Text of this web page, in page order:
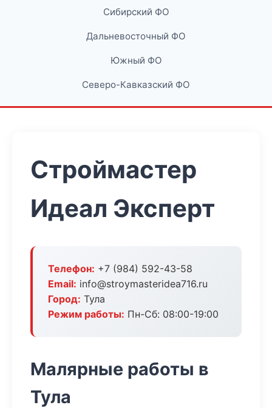
Сибирский ФО
Дальневосточный ФО
Южный ФО
Северо-Кавказский ФО
Строймастер
Идеал Эксперт
Телефон: +7 (984) 592-43-58
Email: info@stroymasteridea716.ru
Город: Тула
Режим работы: Пн-Сб: 08:00-19:00
Малярные работы в
Тула